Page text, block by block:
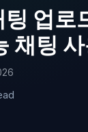
업로
채팅